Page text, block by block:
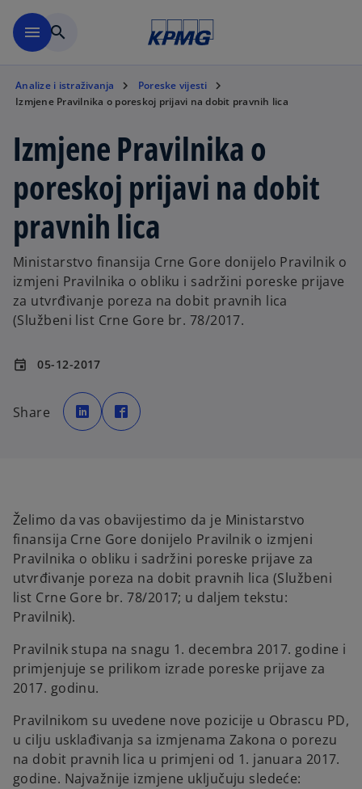
menu search
Analize i istraživanja
Poreske vijesti
Izmjene Pravilnika o poreskoj prijavi na dobit pravnih lica
Izmjene Pravilnika o
poreskoj prijavi na dobit
pravnih lica
Ministarstvo finansija Crne Gore donijelo Pravilnik o
izmjeni Pravilnika o obliku i sadržini poreske prijave
za utvrđivanje poreza na dobit pravnih lica
(Službeni list Crne Gore br. 78/2017.
event 05-12-2017
Share
o
p
e
n
b
p
e
a
b
Želimo da vas obavijestimo da je Ministarstvo
finansija Crne Gore donijelo Pravilnik o izmjeni
Pravilnika o obliku i sadržini poreske prijave za
utvrđivanje poreza na dobit pravnih lica (Službeni
list Crne Gore br. 78/2017; u daljem tekstu:
Pravilnik).
Pravilnik stupa na snagu 1. decembra 2017. godine i
primjenjuje se prilikom izrade poreske prijave za
2017. godinu.
Pravilnikom su uvedene nove pozicije u Obrascu PD,
u cilju usklađivanja sa izmjenama Zakona o porezu
na dobit pravnih lica u primjeni od 1. januara 2017.
godine. Najvažnije izmjene uključuju sledeće: